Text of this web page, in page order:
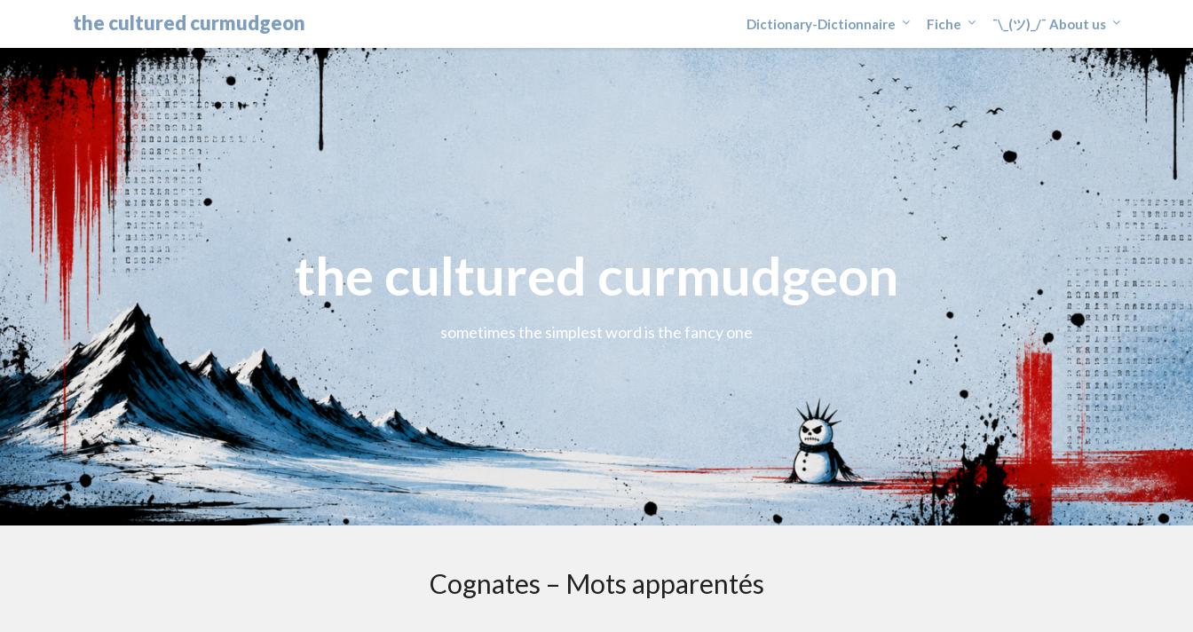
the cultured curmudgeon Dictionary-Dictionnaire Fiche ¯\_(ツ)_/¯ About us
the cultured curmudgeon
sometimes the simplest word is the fancy one
Cognates – Mots apparentés